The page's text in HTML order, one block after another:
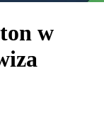
w